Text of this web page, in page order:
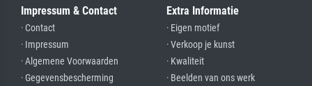
Impressum & Contact
· Contact
· Impressum
· Algemene Voorwaarden
· Gegevensbescherming
Extra Informatie
· Eigen motief
· Verkoop je kunst
· Kwaliteit
· Beelden van ons werk